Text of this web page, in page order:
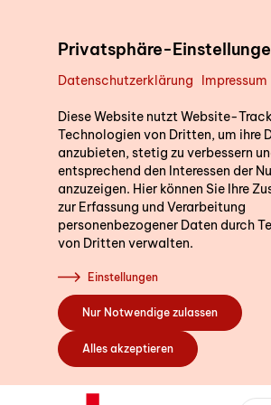
Privatsphäre-
Datenschutzerklärung Impressum
Diese Website nutzt Website-
Technologien von Dritten, um ihre
anzubieten, stetig zu verbessern
entsprechend den Interessen der
anzuzeigen. Hier können Sie Ihre
zur Erfassung und Verarbeitung
personenbezogener Daten durch
von Dritten verwalten.
Einstellungen
Nur Notwendige zulassen
Alles akzeptieren
Kurse
Sich engagieren
Über uns
die
ein.